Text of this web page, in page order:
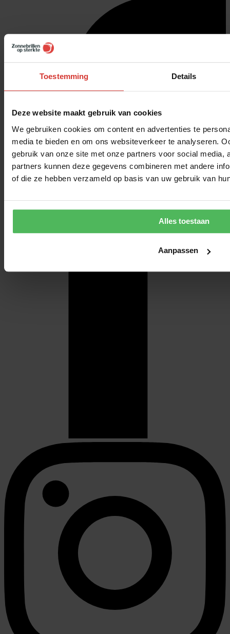
Toestemming Details
Deze website maakt gebruik van cookies
We gebruiken cookies om content en advertenties te
media te bieden en om ons websiteverkeer te analyseren.
gebruik van onze site met onze partners voor social media,
partners kunnen deze gegevens combineren met andere
of die ze hebben verzameld op basis van uw gebruik van
Alles toestaan
Aanpassen